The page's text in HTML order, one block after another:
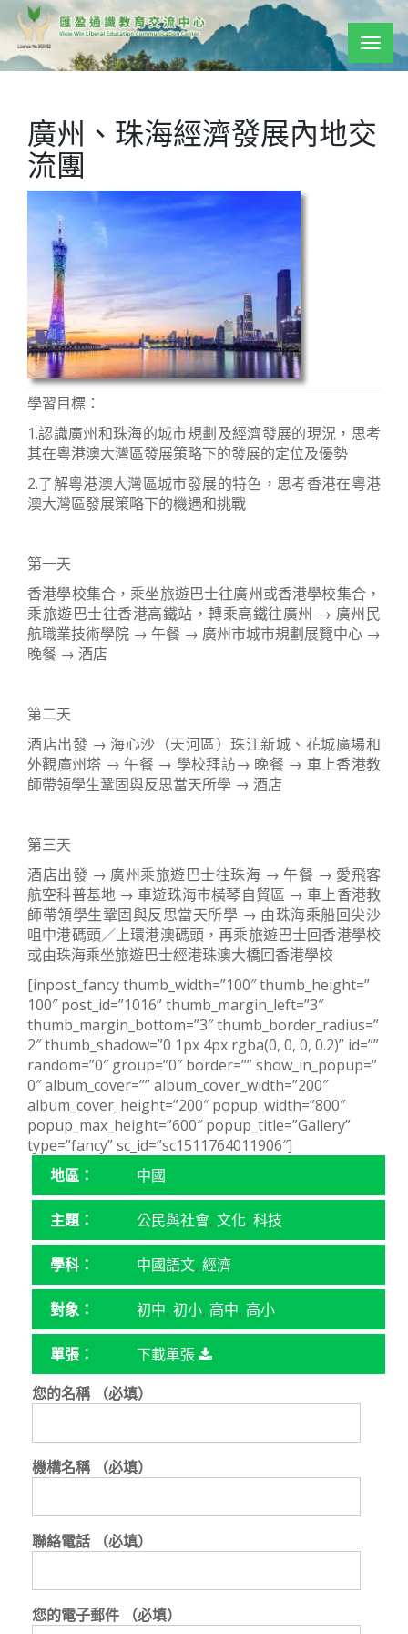
廣州、珠海經濟發展內地交
流團
學習目標：
1.認識廣州和珠海的城市規劃及經濟發展的現況，思考
其在粵港澳大灣區發展策略下的發展的定位及優勢
2.了解粵港澳大灣區城市發展的特色，思考香港在粵港
澳大灣區發展策略下的機遇和挑戰
第一天
香港學校集合，乘坐旅遊巴士往廣州或香港學校集合，
乘旅遊巴士往香港高鐵站，轉乘高鐵往廣州 → 廣州民
航職業技術學院 → 午餐 → 廣州市城市規劃展覽中心 →
晚餐 → 酒店
第二天
酒店出發 → 海心沙（天河區）珠江新城、花城廣場和
外觀廣州塔 → 午餐 → 學校拜訪→ 晚餐 → 車上香港教
師帶領學生鞏固與反思當天所學 → 酒店
第三天
酒店出發 → 廣州乘旅遊巴士往珠海 → 午餐 → 愛飛客
航空科普基地 → 車遊珠海巿橫琴自貿區 → 車上香港教
師帶領學生鞏固與反思當天所學 → 由珠海乘船回尖沙
咀中港碼頭／上環港澳碼頭，再乘旅遊巴士回香港學校
或由珠海乘坐旅遊巴士經港珠澳大橋回香港學校
[inpost_fancy thumb_width=”100″ thumb_height=”
100″ post_id=”1016” thumb_margin_left=”3″
thumb_margin_bottom=”3″ thumb_border_radius=”
2″ thumb_shadow=”0 1px 4px rgba(0, 0, 0, 0.2)” id=””
random=”0″ group=”0″ border=”” show_in_popup=”
0″ album_cover=”” album_cover_width=”200″
album_cover_height=”200″ popup_width=”800″
popup_max_height=”600″ popup_title=”Gallery”
type=”fancy” sc_id=”sc1511764011906″]
地區：
中國
主題： 公民與社會, 文化, 科技
學科： 中國語文, 經濟
對象： 初中, 初小, 高中, 高小
單張：
下載單張
您的名稱 （必填）
機構名稱 （必填）
聯絡電話 （必填）
您的電子郵件 （必填）